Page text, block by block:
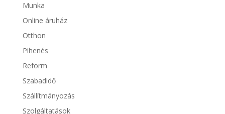
Munka
Online áruház
Otthon
Pihenés
Reform
Szabadidő
Szállítmányozás
Szolgáltatások